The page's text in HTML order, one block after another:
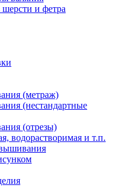
и фетра
(метраж)
(нестандартные
(отрезы)
водорастворимая и т.п.